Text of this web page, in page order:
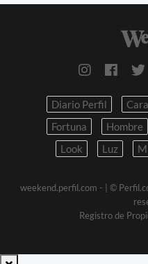
Diario Perfil
Fortuna
Hombre
Look
Luz
weekend.perfil.com -
| ©
Registro de